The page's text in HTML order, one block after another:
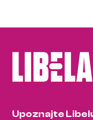
Upoznajte